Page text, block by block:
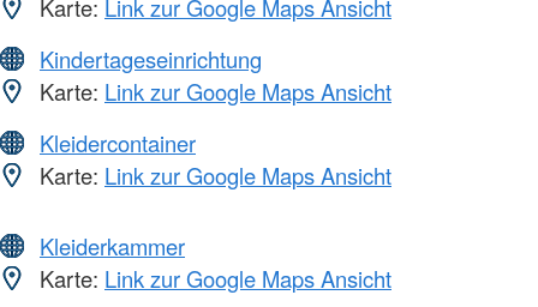
Karte: Link zur Google Maps Ansicht
Kindertageseinrichtung
Karte: Link zur Google Maps Ansicht
Kleidercontainer
Karte: Link zur Google Maps Ansicht
Kleiderkammer
Karte: Link zur Google Maps Ansicht